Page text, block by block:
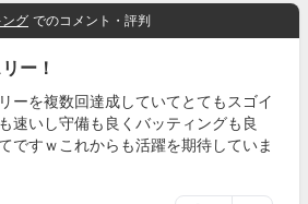
グ でのコメント・評判
ー！
ーを複数回達成していてとてもスゴイ
速いし守備も良くバッティングも良
ですｗこれからも活躍を期待していま